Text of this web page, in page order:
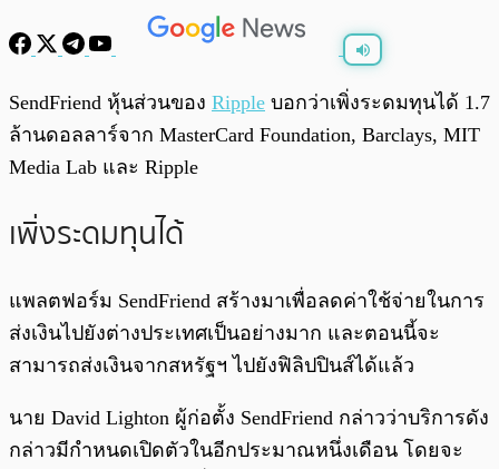
พร้อมเล่น 0:00
SendFriend หุ้นส่วนของ Ripple บอกว่าเพิ่งระดมทุนได้ 1.7
ล้านดอลลาร์จาก MasterCard Foundation, Barclays, MIT
Media Lab และ Ripple
เพิ่งระดมทุนได้
แพลตฟอร์ม SendFriend สร้างมาเพื่อลดค่าใช้จ่ายในการ
ส่งเงินไปยังต่างประเทศเป็นอย่างมาก และตอนนี้จะ
สามารถส่งเงินจากสหรัฐฯ ไปยังฟิลิปปินส์ได้แล้ว
นาย David Lighton ผู้ก่อตั้ง SendFriend กล่าวว่าบริการดัง
กล่าวมีกำหนดเปิดตัวในอีกประมาณหนึ่งเดือน โดยจะ